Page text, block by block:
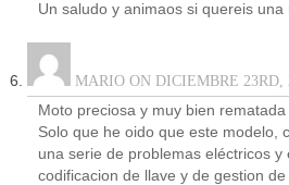
Un saludo y animaos si quereis
MARIO ON DICIEMBRE 23RD,
Moto preciosa y muy bien
Solo que he oido que este modelo,
una serie de problemas eléctricos y
codificacion de llave y de gestion